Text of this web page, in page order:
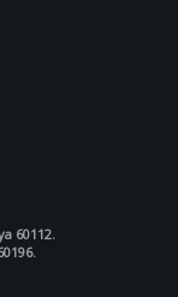
60112.